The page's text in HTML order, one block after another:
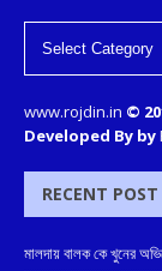
www.rojdin.in ©
Developed By by
RECENT POST
মালদায় বালক কে খুনের